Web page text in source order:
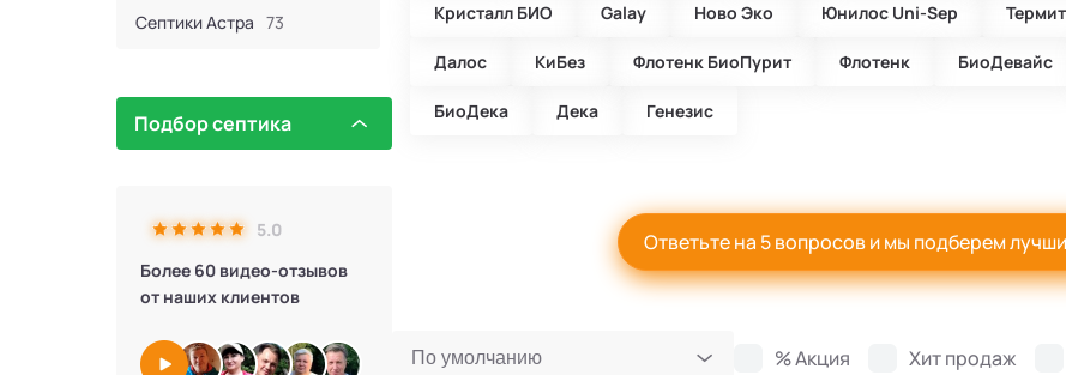
Септики Астра 73
Септики КИТ 44
Септики Итал 16
Септики Bunker
Септики Атлос 10
Подбор септика
5.0
Более 60 видео-отзывов
от наших клиентов
Кристалл БИО Galay Ново Эко Юнилос Uni-Sep Термит
Далос КиБез Флотенк БиоПурит Флотенк БиоДевaйс
БиоДека Дека Генезис
Ответьте на 5 вопросов и мы подберем
% Акция Хит продаж